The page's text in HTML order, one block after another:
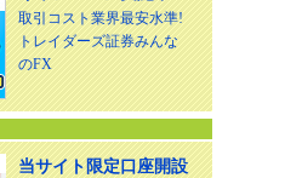
取引コスト業界最安水準!
トレイダーズ証券みんな
のFX
当サイト限定口座開設